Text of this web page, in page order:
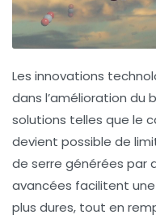
Les innovations
dans l’amélioration du
solutions telles que le
devient possible de
de serre générées par
avancées facilitent
plus dures, tout en